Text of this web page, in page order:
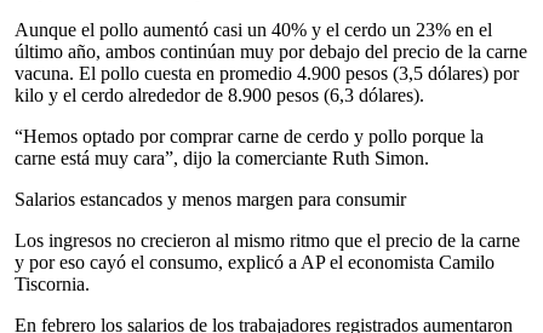
Aunque el pollo aumentó casi un 40% y el cerdo un 23% en el
último año, ambos continúan muy por debajo del precio de la carne
vacuna. El pollo cuesta en promedio 4.900 pesos (3,5 dólares) por
kilo y el cerdo alrededor de 8.900 pesos (6,3 dólares).
“Hemos optado por comprar carne de cerdo y pollo porque la
carne está muy cara”, dijo la comerciante Ruth Simon.
Salarios estancados y menos margen para consumir
Los ingresos no crecieron al mismo ritmo que el precio de la carne
y por eso cayó el consumo, explicó a AP el economista Camilo
Tiscornia.
En febrero los salarios de los trabajadores registrados aumentaron